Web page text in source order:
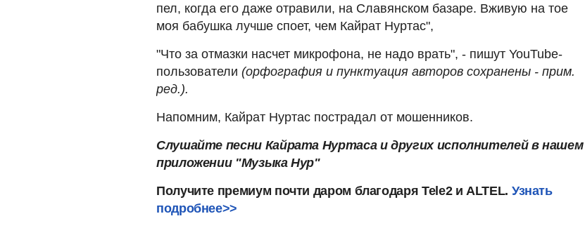
пел, когда его даже отравили, на Славянском базаре. Вживую на тое
моя бабушка лучше споет, чем Кайрат Нуртас",
"Что за отмазки насчет микрофона, не надо врать", - пишут YouTube-
пользователи (орфография и пунктуация авторов сохранены - прим.
ред.).
Напомним, Кайрат Нуртас пострадал от мошенников.
Слушайте песни Кайрата Нуртаса и других исполнителей в нашем
приложении "Музыка Нур"
Получите премиум почти даром благодаря Tele2 и ALTEL. Узнать
подробнее>>